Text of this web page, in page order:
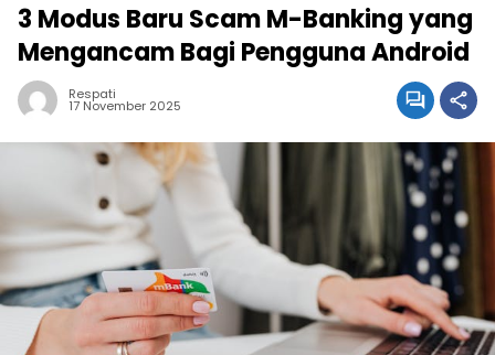
3 Modus Baru Scam M-Banking yang
Mengancam Bagi Pengguna Android
Respati
17 November 2025